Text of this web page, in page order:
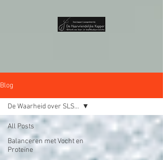
Blog
All Posts
Balanceren met Vocht en
Proteïne
De Waarheid over SLS...